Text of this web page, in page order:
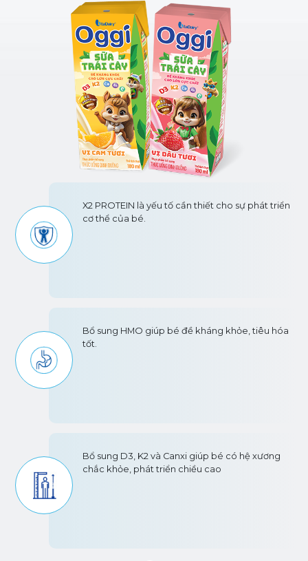
X2 PROTEIN là yếu tố cần thiết cho sự phát triển
cơ thể của bé.
Bổ sung HMO giúp bé đề kháng khỏe, tiêu hóa
tốt.
Bổ sung D3, K2 và Canxi giúp bé có hệ xương
chắc khỏe, phát triển chiều cao